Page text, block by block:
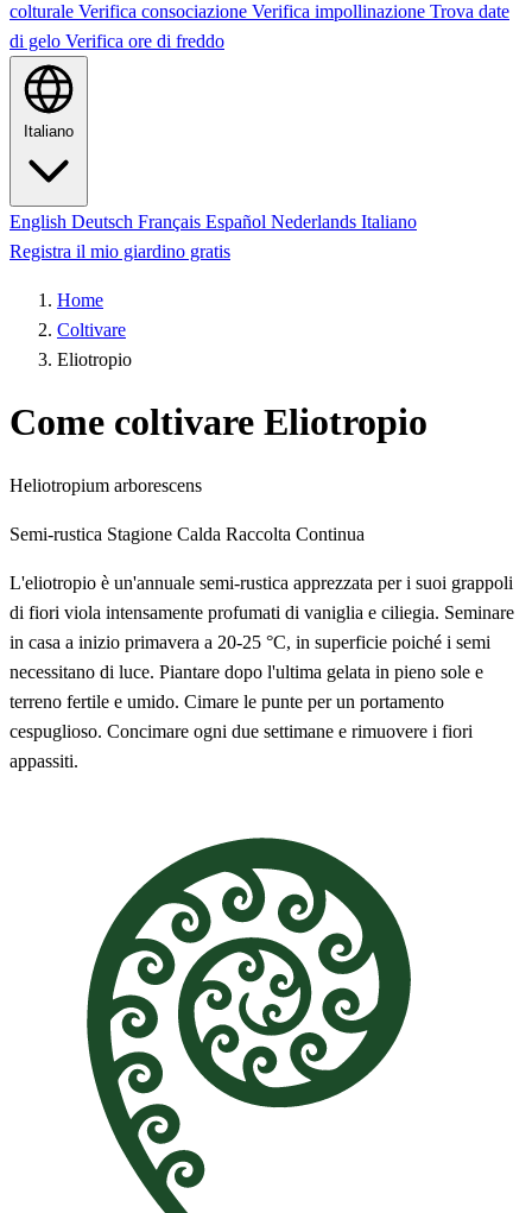
colturale Verifica consociazione Verifica impollinazione Trova date
di gelo Verifica ore di freddo
Italiano
English Deutsch Français Español Nederlands Italiano
Registra il mio giardino gratis
Home
Coltivare
Eliotropio
Come coltivare Eliotropio
Heliotropium arborescens
Semi-rustica Stagione Calda Raccolta Continua
L'eliotropio è un'annuale semi-rustica apprezzata per i suoi grappoli
di fiori viola intensamente profumati di vaniglia e ciliegia. Seminare
in casa a inizio primavera a 20-25 °C, in superficie poiché i semi
necessitano di luce. Piantare dopo l'ultima gelata in pieno sole e
terreno fertile e umido. Cimare le punte per un portamento
cespuglioso. Concimare ogni due settimane e rimuovere i fiori
appassiti.